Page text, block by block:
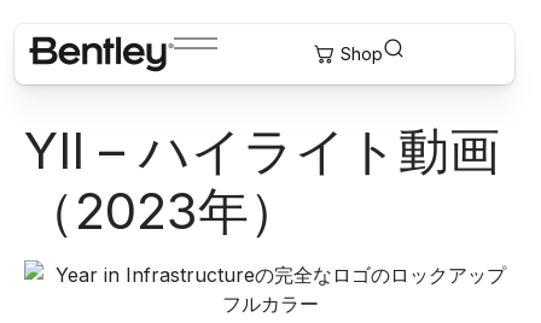
YII – ハイライト動画
（2023年）